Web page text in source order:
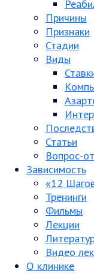
Причины
Признаки
Стадии
Виды
Статьи
Вопрос-
Зависимость
«12
Тренинги
Фильмы
Лекции
Видео
О клинике